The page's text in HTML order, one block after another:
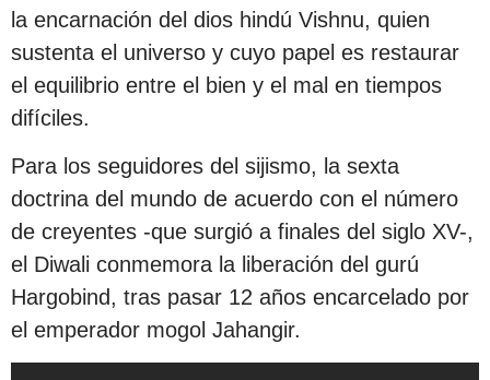
la encarnación del dios hindú Vishnu, quien
sustenta el universo y cuyo papel es restaurar
el equilibrio entre el bien y el mal en tiempos
difíciles.
Para los seguidores del sijismo, la sexta
doctrina del mundo de acuerdo con el número
de creyentes -que surgió a finales del siglo XV-,
el Diwali conmemora la liberación del gurú
Hargobind, tras pasar 12 años encarcelado por
el emperador mogol Jahangir.